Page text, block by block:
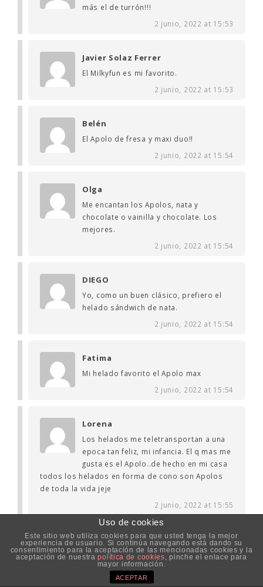
más el de turrón!!!
2 junio, 2022 at 15:53
Javier Solaz Ferrer
El Milkyfun es mi favorito.
2 junio, 2022 at 15:53
Belén
El Apolo de fresa y maxi duo!!
2 junio, 2022 at 15:54
Olga
Me encantan los Apolos, nata y
chocolate o vainilla y chocolate. Los
mejores.
2 junio, 2022 at 15:54
DIEGO
Yo, como un buen clásico, prefiero el
helado sándwich de nata.
2 junio, 2022 at 15:54
Fatima
Mi helado favorito el Apolo max
2 junio, 2022 at 15:54
Lorena
Los helados me teletransportan a una
epoca tan feliz, mi infancia. El q mas me
gusta es el Apolo..de hecho en mi casa
todos los helados en forma de cono son Apolos
de toda la vida jeje
2 junio, 2022 at 15:55
Marian Herrero
El sándwich de nata…. No hay otro
sabor igual de los que lo intentan imitar
Uso de cookies
Este sitio web utiliza cookies para que usted tenga la mejor
experiencia de usuario. Si continúa navegando está dando su
consentimiento para la aceptación de las mencionadas cookies y la
aceptación de nuestrapolítica de cookies, pinche el enlace para
mayor información.
ACEPTAR